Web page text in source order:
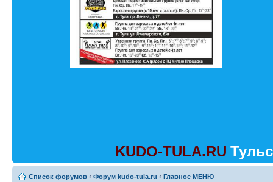
KUDO-TULA.RU
Список форумов ‹ Форум kudo-tula.ru ‹ Главное МЕНЮ